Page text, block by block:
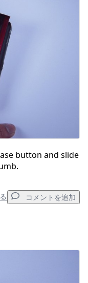
button and slide
コメントを追加